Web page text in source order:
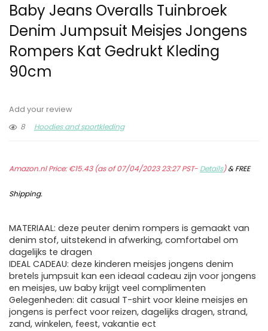
Baby Jeans Overalls Tuinbroek
Denim Jumpsuit Meisjes Jongens
Rompers Kat Gedrukt Kleding
90cm
Add your review
8
Hoodies and sportkleding
Amazon.nl Price:€15.43(as of 07/04/2023 23:27 PST- Details)&FREE
Shipping.
MATERIAAL: deze peuter denim rompers is gemaakt van
denim stof, uitstekend in afwerking, comfortabel om
dagelijks te dragen
IDEAL CADEAU: deze kinderen meisjes jongens denim
bretels jumpsuit kan een ideaal cadeau zijn voor jongens
en meisjes, uw baby krijgt veel complimenten
Gelegenheden: dit casual T-shirt voor kleine meisjes en
jongens is perfect voor reizen, dagelijks dragen, strand,
zand, winkelen, feest, vakantie ect